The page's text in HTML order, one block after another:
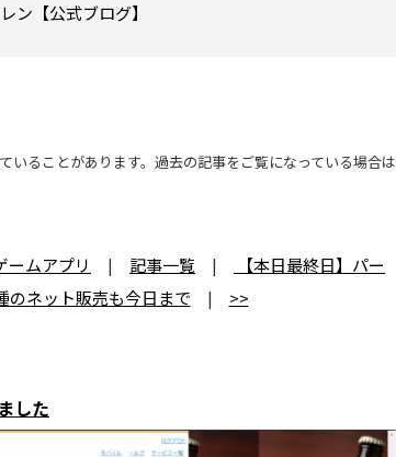
ン【公式ブログ】
ることがあります。過去の記事をご覧になっている場合は
ームアプリ | 記事一覧 |
【本日最終日】パー
のネット販売も今日まで | >>
した